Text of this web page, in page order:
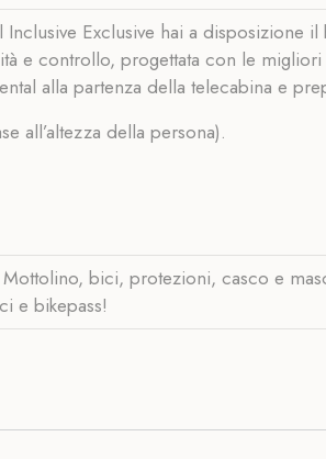
Exclusive hai a disposizione
e controllo, progettata con le
alla partenza della telecabina e
all’altezza della persona).
Mottolino, bici, protezioni, casco e
e bikepass!